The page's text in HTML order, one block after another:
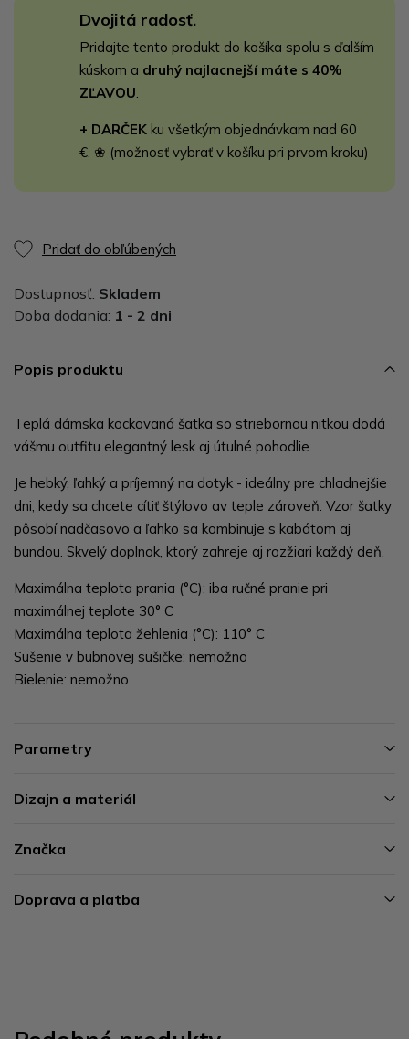
Dvojitá radosť.
Pridajte tento produkt do košíka spolu s ďalším
kúskom a druhý najlacnejší máte s 40%
ZĽAVOU
+ DARČEK ku všetkým objednávkam nad 60
€. ❀ (možnosť vybrať v košíku pri prvom kroku)
Pridať do obľúbených
Dostupnosť: Skladem
Doba dodania: 1 - 2 dni
Popis produktu
Teplá dámska kockovaná šatka so striebornou nitkou dodá
vášmu outfitu elegantný lesk aj útulné pohodlie.
Je hebký, ľahký a príjemný na dotyk - ideálny pre chladnejšie
dni, kedy sa chcete cítiť štýlovo av teple zároveň. Vzor šatky
pôsobí nadčasovo a ľahko sa kombinuje s kabátom aj
bundou. Skvelý doplnok, ktorý zahreje aj rozžiari každý deň.
Maximálna teplota prania (°C): iba ručné pranie pri
maximálnej teplote 30° C
Maximálna teplota žehlenia (°C): 110° C
Sušenie v bubnovej sušičke: nemožno
Bielenie: nemožno
Parametry
Dizajn a materiál
Značka
Doprava a platba